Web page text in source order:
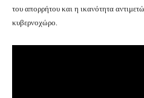
του απορρήτου και η ικανότητα
κυβερνοχώρο.